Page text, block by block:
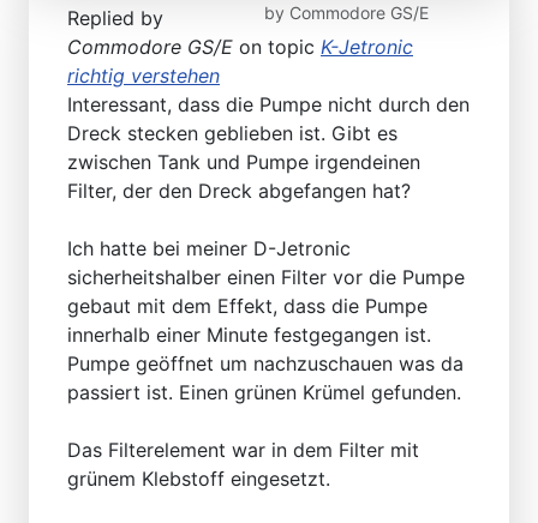
by Commodore GS/E
Replied by
Commodore GS/E on topic K-Jetronic
richtig verstehen
Interessant, dass die Pumpe nicht durch den
Dreck stecken geblieben ist. Gibt es
zwischen Tank und Pumpe irgendeinen
Filter, der den Dreck abgefangen hat?
Ich hatte bei meiner D-Jetronic
sicherheitshalber einen Filter vor die Pumpe
gebaut mit dem Effekt, dass die Pumpe
innerhalb einer Minute festgegangen ist.
Pumpe geöffnet um nachzuschauen was da
passiert ist. Einen grünen Krümel gefunden.
Das Filterelement war in dem Filter mit
grünem Klebstoff eingesetzt.